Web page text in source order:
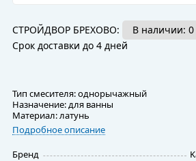
СТРОЙДВОР БРЕХОВО:
В наличии:
Срок доставки до 4 дней
Тип смесителя: однорычажный
Назначение: для ванны
Материал: латунь
Подробное описание
Бренд